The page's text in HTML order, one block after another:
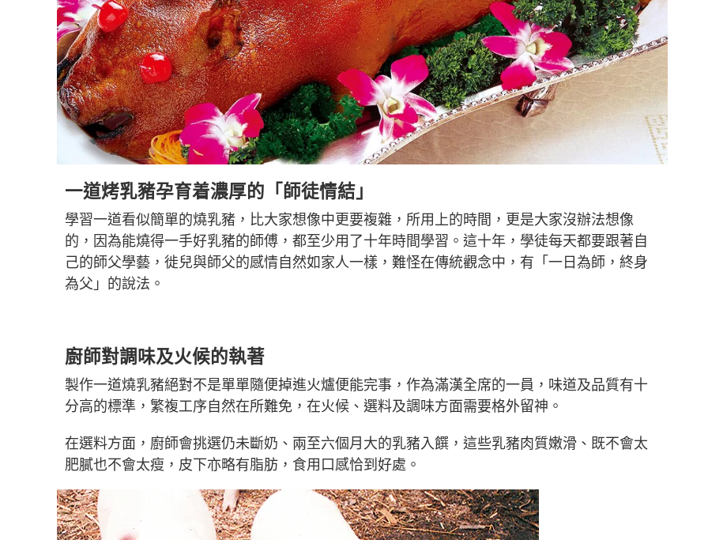
一道烤乳豬孕育着濃厚的「師徒情結」
學習一道看似簡單的燒乳豬，比大家想像中更要複雜，所用上的時間，更是大家沒辦法想像
的，因為能燒得一手好乳豬的師傅，都至少用了十年時間學習。這十年，學徒每天都要跟著自
己的師父學藝，徙兒與師父的感情自然如家人一樣，難怪在傳統觀念中，有「一日為師，終身
為父」的說法。
廚師對調味及火候的執著
製作一道燒乳豬絕對不是單單隨便掉進火爐便能完事，作為滿漢全席的一員，味道及品質有十
分高的標準，繁複工序自然在所難免，在火候、選料及調味方面需要格外留神。
在選料方面，廚師會挑選仍未斷奶、兩至六個月大的乳豬入饌，這些乳豬肉質嫩滑、既不會太
肥膩也不會太瘦，皮下亦略有脂肪，食用口感恰到好處。